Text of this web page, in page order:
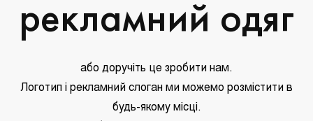
рекламний одяг
або доручіть це зробити нам.
Логотип і рекламний слоган ми можемо розмістити в
будь-якому місці.